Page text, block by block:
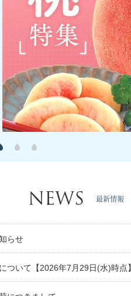
NEWS 最新情報
らせ
ついて【2026年7月29日(水)時点